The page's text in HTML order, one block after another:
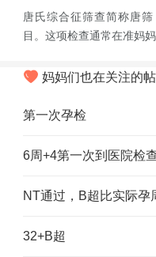
唐氏综合征筛查简称唐
目。这项检查通常在准妈
妈妈们也在关注的帖
第一次孕检
6周+4第一次到医院检
NT通过，B超比实际孕
32+B超